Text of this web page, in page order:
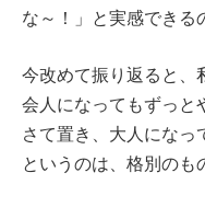
な～！」と実感できる
今改めて振り返ると、
会人になってもずっと
さて置き、大人になっ
というのは、格別のも